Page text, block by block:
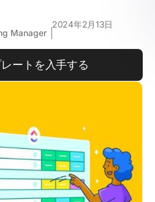
Manager
2024年2月13日
ートを入手する